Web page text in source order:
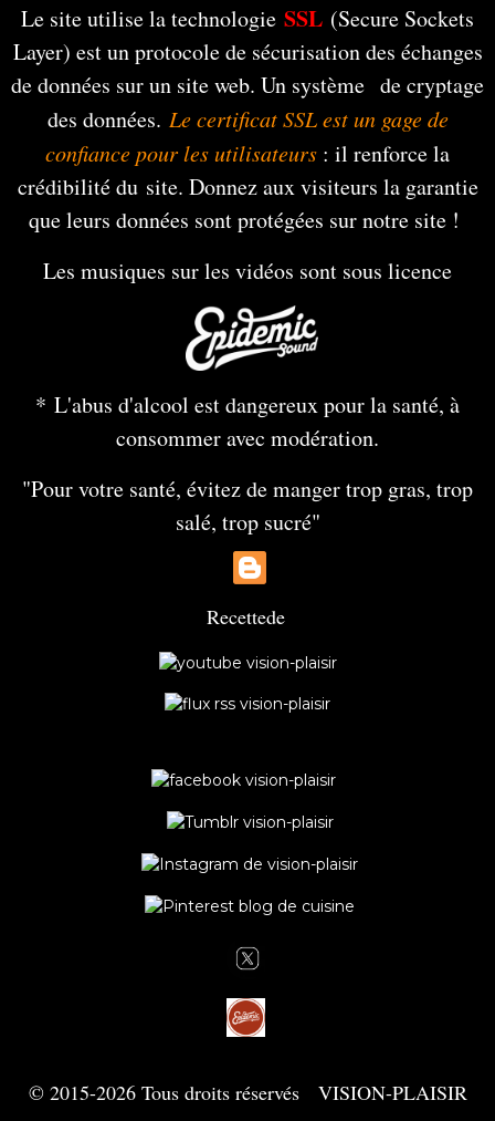
Le site utilise la technologie SSL (Secure Sockets
Layer) est un protocole de sécurisation des échanges
de données sur un site web. Un système de cryptage
des données. Le certificat SSL est un gage de
confiance pour les utilisateurs : il renforce la
crédibilité du site. Donnez aux visiteurs la garantie
que leurs données sont protégées sur notre site !
Les musiques sur les vidéos sont sous licence
* L'abus d'alcool est dangereux pour la santé, à
consommer avec modération.
"Pour votre santé, évitez de manger trop gras, trop
salé, trop sucré"
Recettede
© 2015-2026 Tous droits réservés VISION-PLAISIR